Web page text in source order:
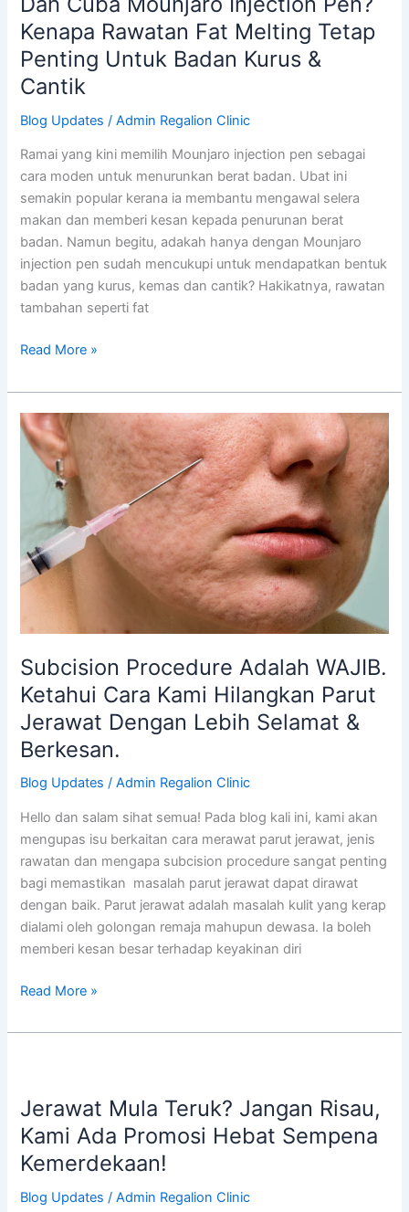
Kenapa Rawatan Fat Melting Tetap
Penting Untuk Badan Kurus &
Cantik
Blog Updates /Admin Regalion Clinic
Ramai yang kini memilih Mounjaro injection pen sebagai
cara moden untuk menurunkan berat badan. Ubat ini
semakin popular kerana ia membantu mengawal selera
makan dan memberi kesan kepada penurunan berat
badan. Namun begitu, adakah hanya dengan Mounjaro
injection pen sudah mencukupi untuk mendapatkan bentuk
badan yang kurus, kemas dan cantik? Hakikatnya, rawatan
tambahan seperti fat
Cantik
Read More »
Subcision Procedure Adalah WAJIB.
Ketahui Cara Kami Hilangkan Parut
Jerawat Dengan Lebih Selamat &
Berkesan.
Blog Updates /Admin Regalion Clinic
Hello dan salam sihat semua! Pada blog kali ini, kami akan
mengupas isu berkaitan cara merawat parut jerawat, jenis
rawatan dan mengapa subcision procedure sangat penting
bagi memastikan masalah parut jerawat dapat dirawat
dengan baik. Parut jerawat adalah masalah kulit yang kerap
dialami oleh golongan remaja mahupun dewasa. Ia boleh
memberi kesan besar terhadap keyakinan diri
Subcision
Procedure
Adalah
WAJIB.
Ketahui
Cara
Kami
Hilangkan
Lebih
Selamat
&
Berkesan.
Read More »
Jerawat Mula Teruk? Jangan Risau,
Kami Ada Promosi Hebat Sempena
Kemerdekaan!
Blog Updates /Admin Regalion Clinic
Teruk?
Jangan
Risau,
Kami
Ada